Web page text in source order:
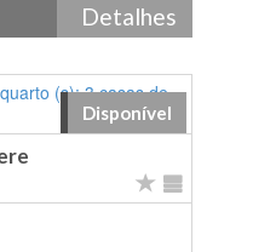
Detalhes
Disponível